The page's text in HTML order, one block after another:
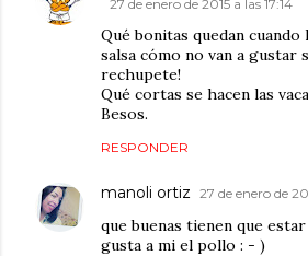
27 de enero de 2015 a las 17:14
Qué bonitas quedan
salsa cómo no van a gustar
rechupete!
Qué cortas se hacen las
Besos.
RESPONDER
manoli ortiz 27 de enero de
que buenas tienen que
gusta a mi el pollo : - )